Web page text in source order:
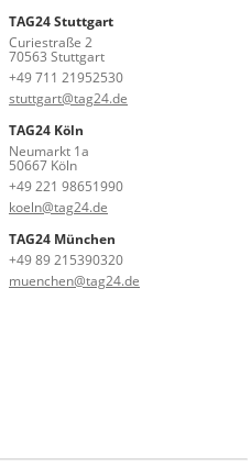
TAG24 Stuttgart
Curiestraße 2
70563 Stuttgart
+49 711 21952530
stuttgart@tag24.de
TAG24 Köln
Neumarkt 1a
50667 Köln
+49 221 98651990
koeln@tag24.de
TAG24 München
+49 89 215390320
muenchen@tag24.de